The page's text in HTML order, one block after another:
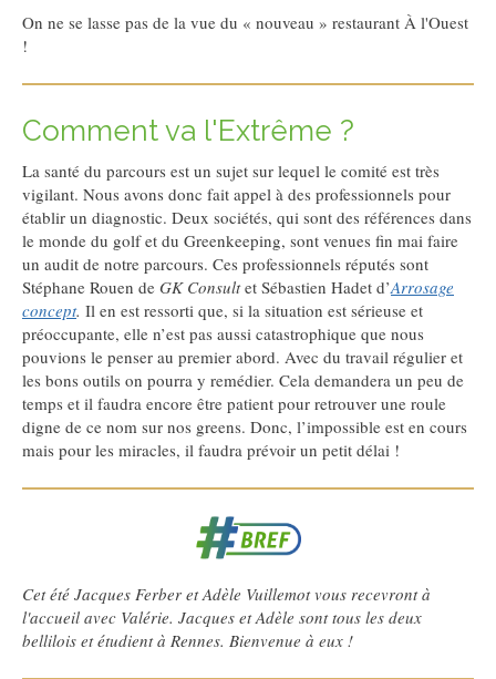
On ne se lasse pas de la vue du « nouveau » restaurant À l'Ouest
!
Comment va l'Extrême ?
La santé du parcours est un sujet sur lequel le comité est très
vigilant. Nous avons donc fait appel à des professionnels pour
établir un diagnostic. Deux sociétés, qui sont des références dans
le monde du golf et du Greenkeeping, sont venues fin mai faire
un audit de notre parcours. Ces professionnels réputés sont
Stéphane Rouen de GK Consultet Sébastien Hadet d’Arrosage
concept. Il en est ressorti que, si la situation est sérieuse et
préoccupante, elle n’est pas aussi catastrophique que nous
pouvions le penser au premier abord. Avec du travail régulier et
les bons outils on pourra y remédier. Cela demandera un peu de
temps et il faudra encore être patient pour retrouver une roule
digne de ce nom sur nos greens. Donc, l’impossible est en cours
mais pour les miracles, il faudra prévoir un petit délai !
Cet été Jacques Ferber et Adèle Vuillemot vous recevront à
l'accueil avec Valérie. Jacques et Adèle sont tous les deux
bellilois et étudient à Rennes. Bienvenue à eux !